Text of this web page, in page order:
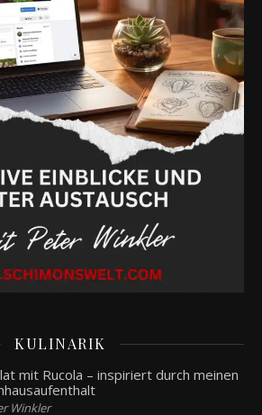
KULINARIK
mit Rucola – inspiriert durch meinen
Winkler